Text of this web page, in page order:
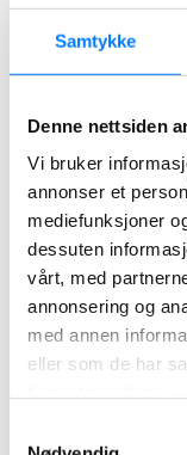
Samtykke
Denne nettsiden
Vi bruker
annonser et
mediefunksjoner
dessuten
vårt, med
annonsering og
med annen
eller som de har
oznacza w
Przykład!
Jeżeli Twój
Twojej
9/10
Jeśli zaś
dostaniesz
nowych
zasadach.